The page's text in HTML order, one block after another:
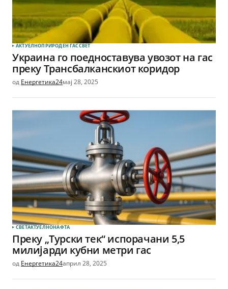
АКТУЕЛНОПРИРОДЕН ГАССВЕТ
Украина го поедноставува увозот на гас
преку Трансбалканскиот коридор
од Енергетика24мај 28, 2025
СВЕТАКТУЕЛНОНАФТА
Преку „Турски тек“ испорачани 5,5
милијарди кубни метри гас
од Енергетика24април 28, 2025